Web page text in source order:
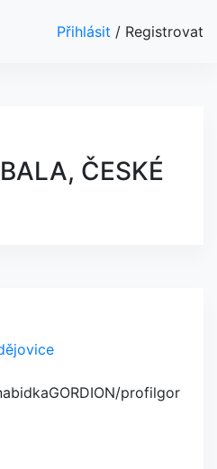
Přihlásit / Registrovat
ČESKÉ
profilgor